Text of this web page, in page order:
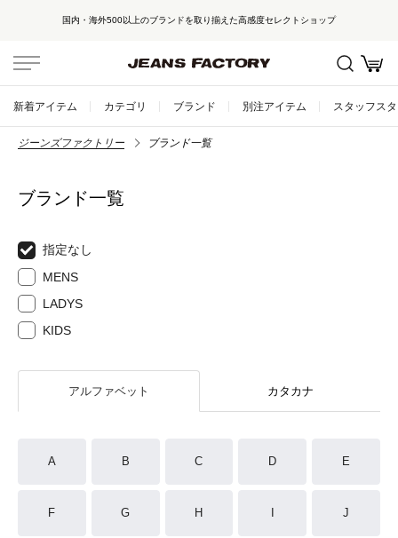
国内・海外500以上のブランドを取り揃えた高感度セレクトショップ
新着アイテム カテゴリ ブランド 別注アイテム スタッフス
ジーンズファクトリー ブランド一覧
ブランド一覧
指定なし
MENS
LADYS
KIDS
アルファベット カタカナ
A B C D E
F G H J